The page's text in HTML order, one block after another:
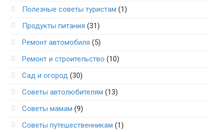
Полезные советы туристам (1)
Продукты питания (31)
Ремонт автомобиля (5)
Ремонт и строительство (10)
Сад и огород (30)
Советы автолюбителям (13)
Советы мамам (9)
Советы путешественникам (1)